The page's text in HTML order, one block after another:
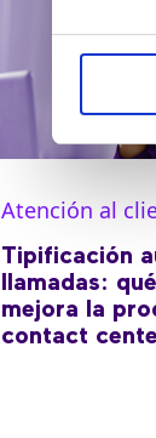
Atención al
Tipificación
llamadas:
mejora la
contact